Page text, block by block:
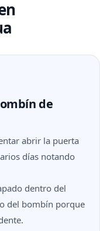
de
abrir la puerta
días notando
dentro del
del bombín porque